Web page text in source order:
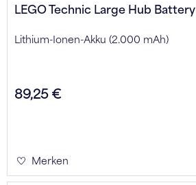
LEGO Technic Large Hub Battery
Lithium-Ionen-Akku (2.000 mAh)
89,25 €
Merken